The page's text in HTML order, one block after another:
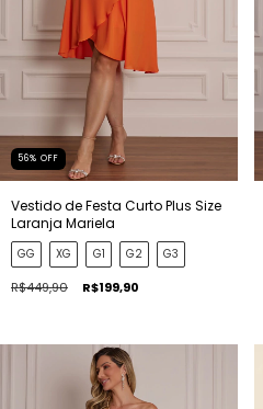
56% OFF
Vestido de Festa Curto Plus Size
Laranja Mariela
GG XG G1 G2 G3
R$449,90 R$199,90